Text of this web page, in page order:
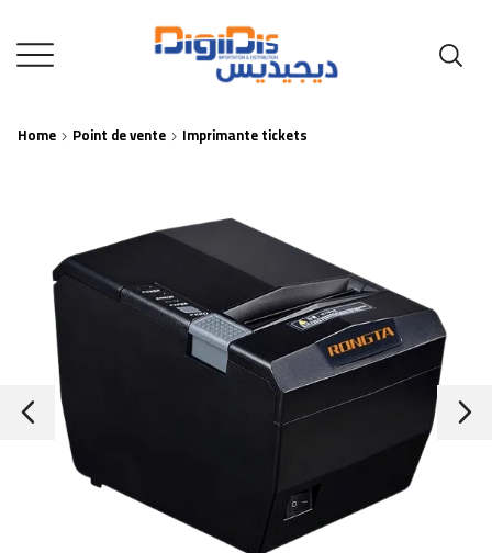
Home Point de vente Imprimante tickets